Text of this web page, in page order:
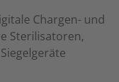
Chargen- und
Sterilisatoren,